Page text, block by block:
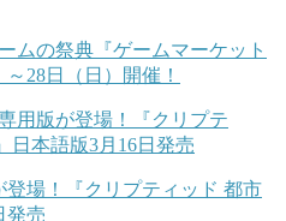
ムの祭典『ゲームマーケット
28日（日）開催！
登場！『クリプティッド 都市
発売